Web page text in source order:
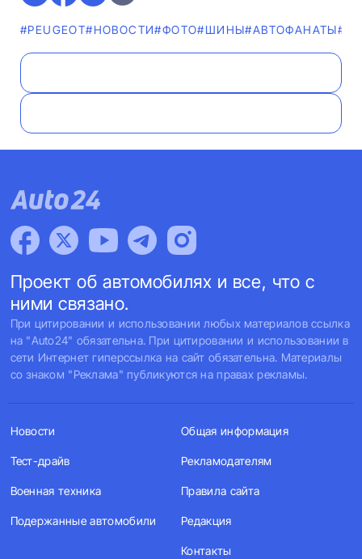
#PEUGEOT#НОВОСТИ#ФОТО#ШИНЫ#AВТОФАНАТЫ
Проект об автомобилях и все, что с
ними связано.
При цитировании и использовании любых материалов ссылка
на "Auto24" обязательна. При цитировании и использовании в
сети Интернет гиперссылка на сайт обязательна. Материалы
со знаком "Реклама" публикуются на правах рекламы.
Новости
Тест-драйв
Военная техника
Подержанные автомобили
Общая информация
Рекламодателям
Правила сайта
Редакция
Контакты